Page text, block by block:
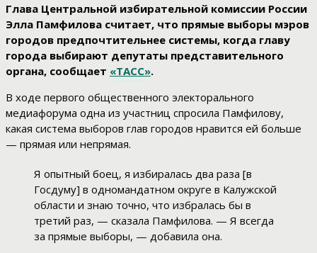
Глава Центральной избирательной комиссии России
Элла Памфилова считает, что прямые выборы мэров
городов предпочтительнее системы, когда главу
города выбирают депутаты представительного
органа, сообщает «ТАСС».
В ходе первого общественного электорального
медиафорума одна из участниц спросила Памфилову,
какая система выборов глав городов нравится ей больше
— прямая или непрямая.
Я опытный боец, я избиралась два раза [в
Госдуму] в одномандатном округе в Калужской
области и знаю точно, что избралась бы в
третий раз, — сказала Памфилова. — Я всегда
за прямые выборы, — добавила она.